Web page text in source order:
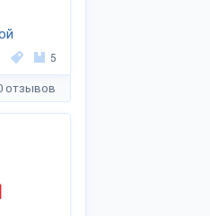
5
отзывов